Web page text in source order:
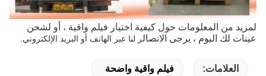
لمزيد من المعلومات حول كيفية اختيار فيلم واقية ، أو لشحن
عينات لك اليوم ، يرجى الاتصالر لنا عبر الهاتف أو البريد الإلكتروني.
العلامات: فيلم واقية واضحة